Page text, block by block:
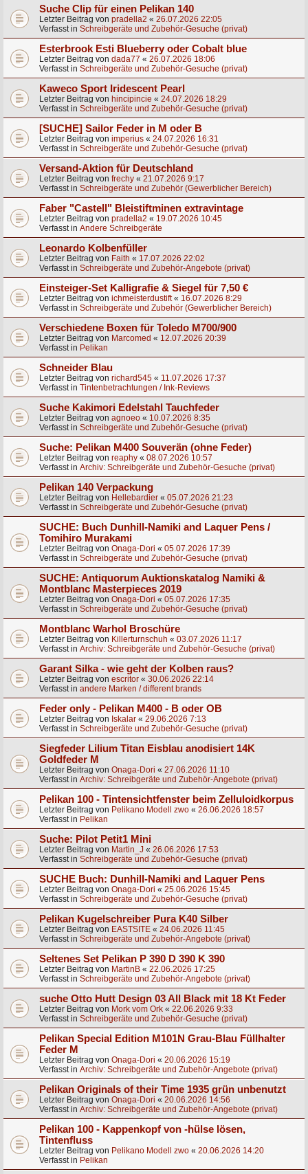
Suche Clip für einen Pelikan 140
Letzter Beitrag von pradella2 « 26.07.2026 22:05
Verfasst in Schreibgeräte und Zubehör-Gesuche (privat)
Esterbrook Esti Blueberry oder Cobalt blue
Letzter Beitrag von dada77 « 26.07.2026 18:06
Verfasst in Schreibgeräte und Zubehör-Gesuche (privat)
Kaweco Sport Iridescent Pearl
Letzter Beitrag von hincipincie « 24.07.2026 18:29
Verfasst in Schreibgeräte und Zubehör-Gesuche (privat)
[SUCHE] Sailor Feder in M oder B
Letzter Beitrag von imperius « 24.07.2026 16:31
Verfasst in Schreibgeräte und Zubehör-Gesuche (privat)
Versand-Aktion für Deutschland
Letzter Beitrag von frechy « 21.07.2026 9:17
Verfasst in Schreibgeräte und Zubehör (Gewerblicher Bereich)
Faber "Castell" Bleistiftminen extravintage
Letzter Beitrag von pradella2 « 19.07.2026 10:45
Verfasst in Andere Schreibgeräte
Leonardo Kolbenfüller
Letzter Beitrag von Faith « 17.07.2026 22:02
Verfasst in Schreibgeräte und Zubehör-Angebote (privat)
Einsteiger-Set Kalligrafie & Siegel für 7,50 €
Letzter Beitrag von ichmeisterdustift« 16.07.2026 8:29
Verfasst in Schreibgeräte und Zubehör (Gewerblicher Bereich)
Verschiedene Boxen für Toledo M700/900
Letzter Beitrag von Marcomed « 12.07.2026 20:39
Verfasst in Pelikan
Schneider Blau
Letzter Beitrag von richard545 « 11.07.2026 17:37
Verfasst in Tintenbetrachtungen / Ink-Reviews
Suche Kakimori Edelstahl Tauchfeder
Letzter Beitrag von agnoeo « 10.07.2026 8:35
Verfasst in Schreibgeräte und Zubehör-Gesuche (privat)
Suche: Pelikan M400 Souverän (ohne Feder)
Letzter Beitrag von reaphy « 08.07.2026 10:57
Verfasst in Archiv: Schreibgeräte und Zubehör-Gesuche (privat)
Pelikan 140 Verpackung
Letzter Beitrag von Hellebardier « 05.07.2026 21:23
Verfasst in Schreibgeräte und Zubehör-Gesuche (privat)
SUCHE: Buch Dunhill-Namiki and Laquer Pens /
Tomihiro Murakami
Letzter Beitrag von Onaga-Dori « 05.07.2026 17:39
Verfasst in Schreibgeräte und Zubehör-Gesuche (privat)
SUCHE: Antiquorum Auktionskatalog Namiki &
Montblanc Masterpieces 2019
Letzter Beitrag von Onaga-Dori « 05.07.2026 17:35
Verfasst in Schreibgeräte und Zubehör-Gesuche (privat)
Montblanc Warhol Broschüre
Letzter Beitrag von Killerturnschuh « 03.07.2026 11:17
Verfasst in Archiv: Schreibgeräte und Zubehör-Gesuche (privat)
Garant Silka - wie geht der Kolben raus?
Letzter Beitrag von escritor « 30.06.2026 22:14
Verfasst in andere Marken / different brands
Feder only - Pelikan M400 - B oder OB
Letzter Beitrag von Iskalar « 29.06.2026 7:13
Verfasst in Schreibgeräte und Zubehör-Gesuche (privat)
Siegfeder Lilium Titan Eisblau anodisiert 14K
Goldfeder M
Letzter Beitrag von Onaga-Dori « 27.06.2026 11:10
Verfasst in Archiv: Schreibgeräte und Zubehör-Angebote (privat)
Pelikan 100 - Tintensichtfenster beim Zelluloidkorpus
Letzter Beitrag von Pelikano Modell zwo « 26.06.2026 18:57
Verfasst in Pelikan
Suche: Pilot Petit1 Mini
Letzter Beitrag von Martin_J « 26.06.2026 17:53
Verfasst in Schreibgeräte und Zubehör-Gesuche (privat)
SUCHE Buch: Dunhill-Namiki and Laquer Pens
Letzter Beitrag von Onaga-Dori « 25.06.2026 15:45
Verfasst in Schreibgeräte und Zubehör-Gesuche (privat)
Pelikan Kugelschreiber Pura K40 Silber
Letzter Beitrag von EASTSITE « 24.06.2026 11:45
Verfasst in Schreibgeräte und Zubehör-Angebote (privat)
Seltenes Set Pelikan P 390 D 390 K 390
Letzter Beitrag von MartinB « 22.06.2026 17:25
Verfasst in Schreibgeräte und Zubehör-Angebote (privat)
suche Otto Hutt Design 03 All Black mit 18 Kt Feder
Letzter Beitrag von Mork vom Ork « 22.06.2026 9:33
Verfasst in Schreibgeräte und Zubehör-Gesuche (privat)
Pelikan Special Edition M101N Grau-Blau Füllhalter
Feder M
Letzter Beitrag von Onaga-Dori « 20.06.2026 15:19
Verfasst in Archiv: Schreibgeräte und Zubehör-Angebote (privat)
Pelikan Originals of their Time 1935 grün unbenutzt
Letzter Beitrag von Onaga-Dori « 20.06.2026 14:56
Verfasst in Archiv: Schreibgeräte und Zubehör-Angebote (privat)
Pelikan 100 - Kappenkopf von -hülse lösen,
Tintenfluss
Letzter Beitrag von Pelikano Modell zwo « 20.06.2026 14:20
Verfasst in Pelikan